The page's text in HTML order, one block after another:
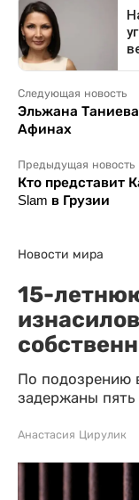
Следующая новость
Эльжана
Афинах
Предыдущая новость
Кто представит
Slam в Грузии
Новости мира
15-
По подозрению
задержаны пять
Анастасия Цирулик